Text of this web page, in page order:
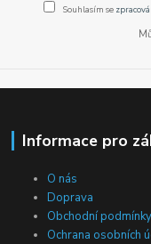
Souhlasím se
Informace pro
O nás
Doprava
Obchodní podmínky
Ochrana osobních